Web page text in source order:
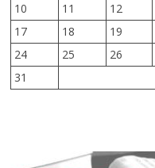
10
11 12
17
18 19
24
25 26
31